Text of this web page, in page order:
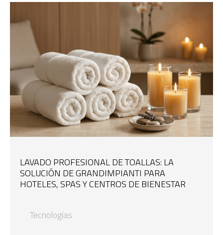
LAVADO PROFESIONAL DE TOALLAS: LA
SOLUCIÓN DE GRANDIMPIANTI PARA
HOTELES, SPAS Y CENTROS DE BIENESTAR
Tecnologías